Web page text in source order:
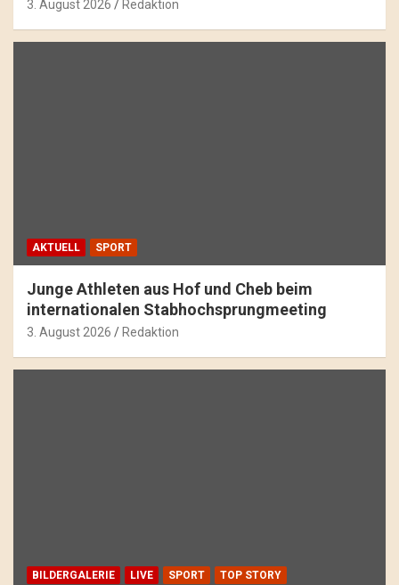
3. August 2026 Redaktion
AKTUELL SPORT
Junge Athleten aus Hof und Cheb beim
internationalen Stabhochsprungmeeting
3. August 2026 Redaktion
BILDERGALERIE LIVE SPORT TOP STORY